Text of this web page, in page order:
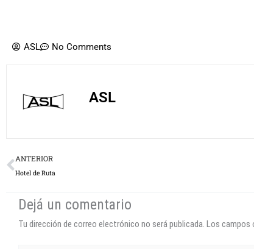
ASL No Comments
ASL
Prev
ANTERIOR
Hotel de Ruta
Dejá un comentario
Tu dirección de correo electrónico no será publicada. Los campos